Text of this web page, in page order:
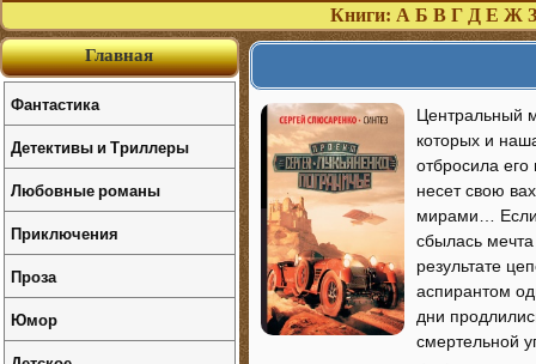
Книги: А Б В Г Д Е Ж З
Центральный
которых и
отбросила
несет свою
мирами… Если
сбылась
результате
аспирантом
дни
смертельной
Главная
Фантастика
Детективы и Триллеры
Любовные романы
Приключения
Проза
Юмор